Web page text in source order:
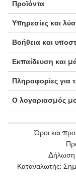
Προϊόντα
Υπηρεσίες και
Βοήθεια και
Εκπαίδευση και
Πληροφορίες για
Ο λογαριασμός
Όροι και
Δήλωση
Καταναλωτής: